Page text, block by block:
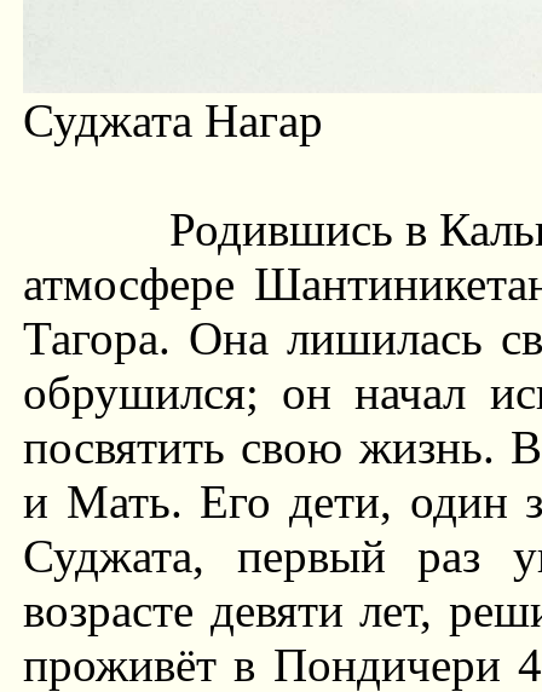
Суджата Нагар
Родившись в
атмосфере
Тагора. Она лишилась
обрушился; он начал
посвятить свою
и Мать. Его дети, один
Суджата, первый раз
возрасте девяти лет,
проживёт в Пондичери